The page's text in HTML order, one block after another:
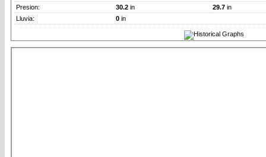
Presion:
30.2 in 29.7 in
Lluvia:
0 in